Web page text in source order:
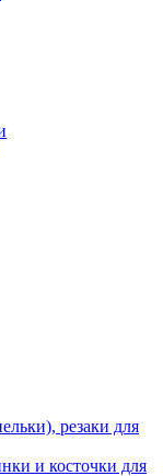
резаки для
и косточки для